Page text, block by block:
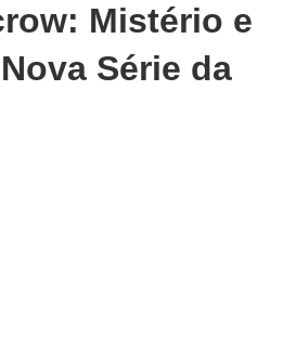
Mistério e
Série da